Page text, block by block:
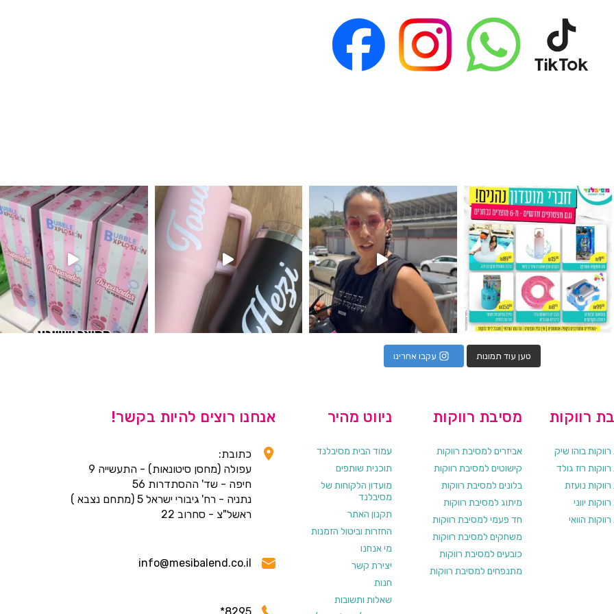
מין העובר רק במסיבלנד !! קיים
כוס נירוסטה ענקית שכול אחד צריך! קיימת באתר ובסניהמוצר הכי מבוקש שלנו מטף לגילוי מין העובר חזר למלא
טען עוד תמונות עקבו אחרינו
אנחנו רוצים להיות בקשר!
כתובת:
עפולה (מחסן סיטונאות) - התעשייה 9
חיפה - שד' ההסתדרות 56
נתניה - רח' גיבורי ישראל 5 (מתחם נצבא )
ראשל"צ - סחרוב 22
info@mesibalend.co.il
ניווט מהיר
עמוד הבית מסיבלנד
תוכנית שותפים
מועדון הלקוחות של
מסיבלנד
תקנון האתר
החזרות וביטול הזמנות
מי אנחנו
יצירת קשר
חנות
שאלות ותשובות
מסיבת רווקות
אביזרים למסיבת רווקות
קישוטים למסיבת רווקות
בלונים למסיבת רווקות
מיתוג למסיבת רווקות
חד פעמי למסיבת רווקות
משחקים למסיבת רווקות
כובעים למסיבת רווקות
מתנפחים למסיבת רווקות
רווקות
בוהו שיק
רוז גולד
נועזת
יווני
הוואי